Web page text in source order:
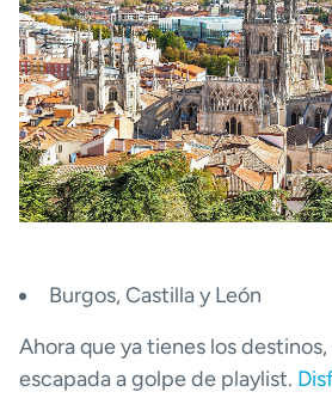
Burgos, Castilla y León
Ahora que ya tienes los
escapada a golpe de playlist.